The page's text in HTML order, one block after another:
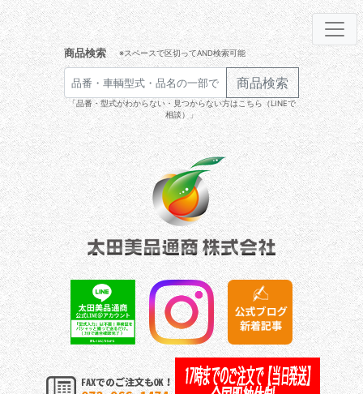
商品検索 ※スペースで区切ってAND検索可能
商品検索
「品番・型式がわからない・見つからない方はこちら（LINEで
相談）」